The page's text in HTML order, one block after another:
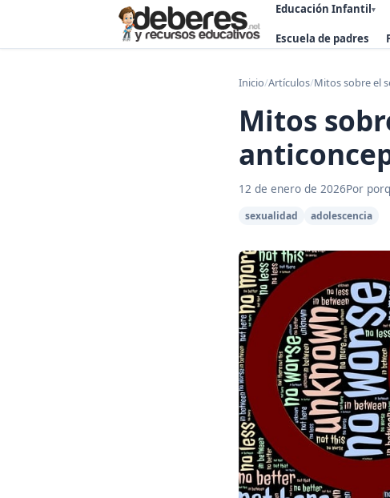
Educación Infantil▾
Escuela de padres
Inicio/Artículos/Mitos sobre el
Mitos
12 de enero de 2026Por
sexualidad adolescencia